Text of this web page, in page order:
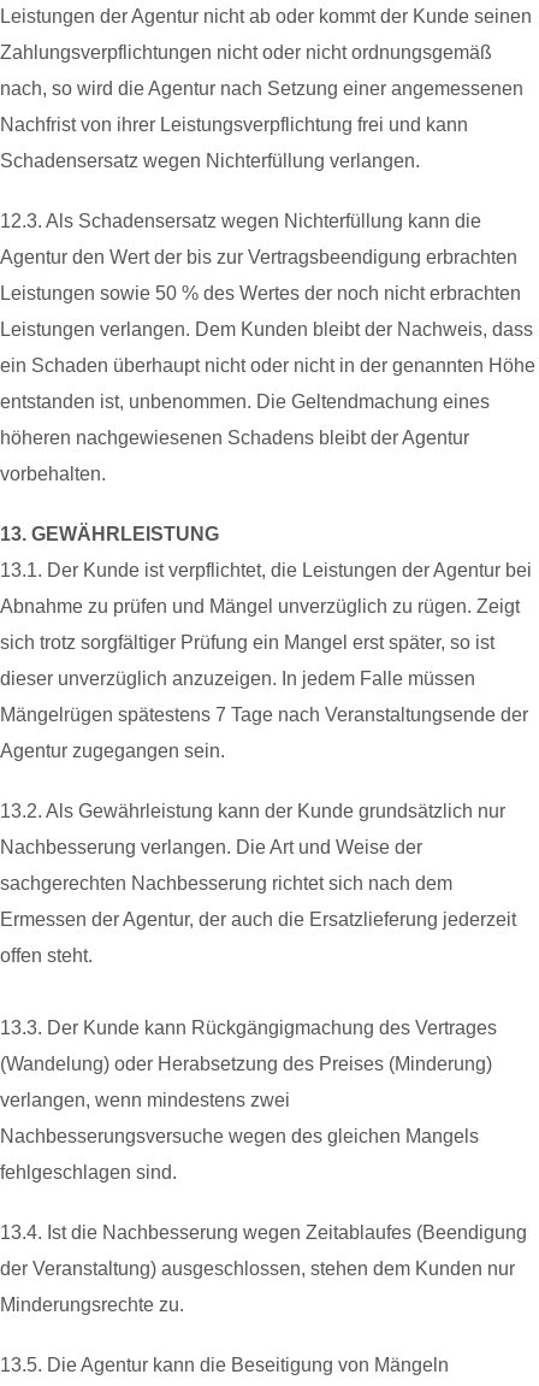
Leistungen der Agentur nicht ab oder kommt der Kunde seinen
Zahlungsverpflichtungen nicht oder nicht ordnungsgemäß
nach, so wird die Agentur nach Setzung einer angemessenen
Nachfrist von ihrer Leistungsverpflichtung frei und kann
Schadensersatz wegen Nichterfüllung verlangen.
12.3. Als Schadensersatz wegen Nichterfüllung kann die
Agentur den Wert der bis zur Vertragsbeendigung erbrachten
Leistungen sowie 50 % des Wertes der noch nicht erbrachten
Leistungen verlangen. Dem Kunden bleibt der Nachweis, dass
ein Schaden überhaupt nicht oder nicht in der genannten Höhe
entstanden ist, unbenommen. Die Geltendmachung eines
höheren nachgewiesenen Schadens bleibt der Agentur
vorbehalten.
13. GEWÄHRLEISTUNG
13.1. Der Kunde ist verpflichtet, die Leistungen der Agentur bei
Abnahme zu prüfen und Mängel unverzüglich zu rügen. Zeigt
sich trotz sorgfältiger Prüfung ein Mangel erst später, so ist
dieser unverzüglich anzuzeigen. In jedem Falle müssen
Mängelrügen spätestens 7 Tage nach Veranstaltungsende der
Agentur zugegangen sein.
13.2. Als Gewährleistung kann der Kunde grundsätzlich nur
Nachbesserung verlangen. Die Art und Weise der
sachgerechten Nachbesserung richtet sich nach dem
Ermessen der Agentur, der auch die Ersatzlieferung jederzeit
offen steht.
13.3. Der Kunde kann Rückgängigmachung des Vertrages
(Wandelung) oder Herabsetzung des Preises (Minderung)
verlangen, wenn mindestens zwei
Nachbesserungsversuche wegen des gleichen Mangels
fehlgeschlagen sind.
13.4. Ist die Nachbesserung wegen Zeitablaufes (Beendigung
der Veranstaltung) ausgeschlossen, stehen dem Kunden nur
Minderungsrechte zu.
13.5. Die Agentur kann die Beseitigung von Mängeln